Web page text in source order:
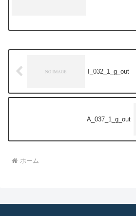
I_032_1_g_out
A_037_1_g_out
ホーム